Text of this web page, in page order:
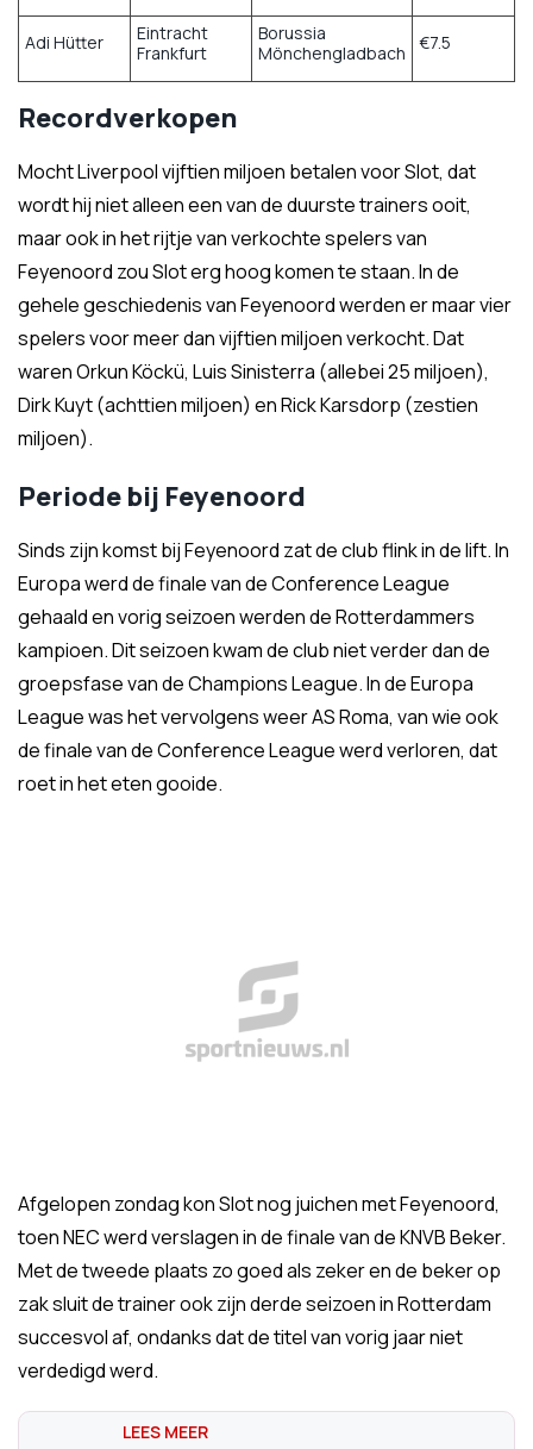
Adi Hütter
Eintracht
Frankfurt
Borussia
Mönchengladbach
€7.5
Recordverkopen
Mocht Liverpool vijftien miljoen betalen voor Slot, dat
wordt hij niet alleen een van de duurste trainers ooit,
maar ook in het rijtje van verkochte spelers van
Feyenoord zou Slot erg hoog komen te staan. In de
gehele geschiedenis van Feyenoord werden er maar vier
spelers voor meer dan vijftien miljoen verkocht. Dat
waren Orkun Köckü, Luis Sinisterra (allebei 25 miljoen),
Dirk Kuyt (achttien miljoen) en Rick Karsdorp (zestien
miljoen).
Periode bij Feyenoord
Sinds zijn komst bij Feyenoord zat de club flink in de lift. In
Europa werd de finale van de Conference League
gehaald en vorig seizoen werden de Rotterdammers
kampioen. Dit seizoen kwam de club niet verder dan de
groepsfase van de Champions League. In de Europa
League was het vervolgens weer AS Roma, van wie ook
de finale van de Conference League werd verloren, dat
roet in het eten gooide.
Afgelopen zondag kon Slot nog juichen met Feyenoord,
toen NEC werd verslagen in de finale van de KNVB Beker.
Met de tweede plaats zo goed als zeker en de beker op
zak sluit de trainer ook zijn derde seizoen in Rotterdam
succesvol af, ondanks dat de titel van vorig jaar niet
verdedigd werd.